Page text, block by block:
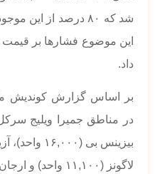
شد که ۸۰ درصد از
این موضوع فشارها بر
داد.
بر اساس گزارش کوندیش
لاگونز (۱۱,۱۰۰ واحد) و ارجان (۹,۰۰۰ واحد) خواهد بود.